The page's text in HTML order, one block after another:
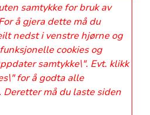
samtykke for bruk av
å gjera dette må du
nedst i venstre hjørne og
cookies og
samtykke\". Evt. klikk
for å godta alle
Deretter må du laste siden